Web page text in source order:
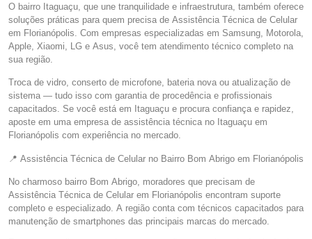
O bairro Itaguaçu, que une tranquilidade e infraestrutura, também oferece
soluções práticas para quem precisa de Assistência Técnica de Celular
em Florianópolis. Com empresas especializadas em Samsung, Motorola,
Apple, Xiaomi, LG e Asus, você tem atendimento técnico completo na
sua região.
Troca de vidro, conserto de microfone, bateria nova ou atualização de
sistema — tudo isso com garantia de procedência e profissionais
capacitados. Se você está em Itaguaçu e procura confiança e rapidez,
aposte em uma empresa de assistência técnica no Itaguaçu em
Florianópolis com experiência no mercado.
📍 Assistência Técnica de Celular no Bairro Bom Abrigo em Florianópolis
No charmoso bairro Bom Abrigo, moradores que precisam de
Assistência Técnica de Celular em Florianópolis encontram suporte
completo e especializado. A região conta com técnicos capacitados para
manutenção de smartphones das principais marcas do mercado.